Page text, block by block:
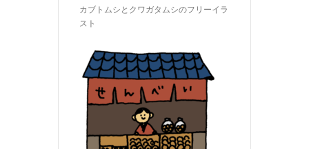
カブトムシとクワガタムシのフリーイラ
スト